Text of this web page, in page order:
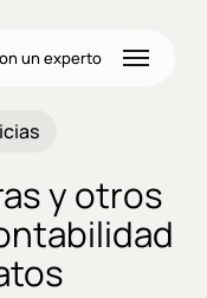
un experto Menu
y otros